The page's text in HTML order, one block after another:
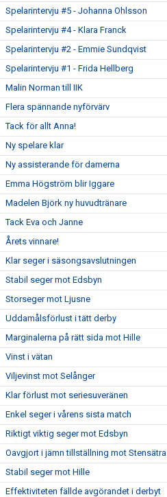
Spelarintervju #5 - Johanna Ohlsson
Spelarintervju #4 - Klara Franck
Spelarintervju #2 - Emmie Sundqvist
Spelarintervju #1 - Frida Hellberg
Malin Norman till IIK
Flera spännande nyförvärv
Tack för allt Anna!
Ny spelare klar
Ny assisterande för damerna
Emma Högström blir Iggare
Madelen Björk ny huvudtränare
Tack Eva och Janne
Årets vinnare!
Klar seger i säsongsavslutningen
Stabil seger mot Edsbyn
Storseger mot Ljusne
Uddamålsförlust i tätt derby
Marginalerna på rätt sida mot Hille
Vinst i vätan
Viljevinst mot Selånger
Klar förlust mot seriesuveränen
Enkel seger i vårens sista match
Riktigt viktig seger mot Edsbyn
Oavgjort i jämn tillställning mot Stensätra
Stabil seger mot Hille
Effektiviteten fällde avgörandet i derbyt